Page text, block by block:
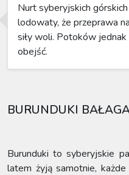
Nurt syberyjskich
lodowaty, że przeprawa
siły woli. Potoków
obejść.
BURUNDUKI
Burunduki to syberyjskie
latem żyją samotnie,